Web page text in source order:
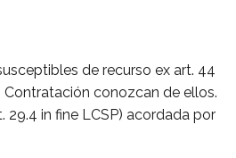
de recurso ex art. 44
Contratación conozcan de ellos.
in fine LCSP) acordada por